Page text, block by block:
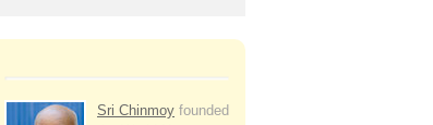
Sri Chinmoy founded